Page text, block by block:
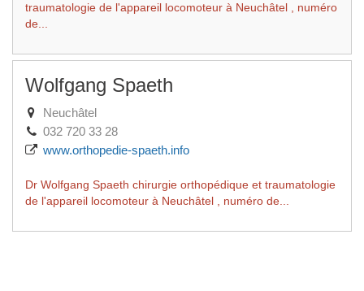
traumatologie de l'appareil locomoteur à Neuchâtel , numéro
de...
Wolfgang Spaeth
Neuchâtel
032 720 33 28
www.orthopedie-spaeth.info
Dr Wolfgang Spaeth chirurgie orthopédique et traumatologie
de l'appareil locomoteur à Neuchâtel , numéro de...